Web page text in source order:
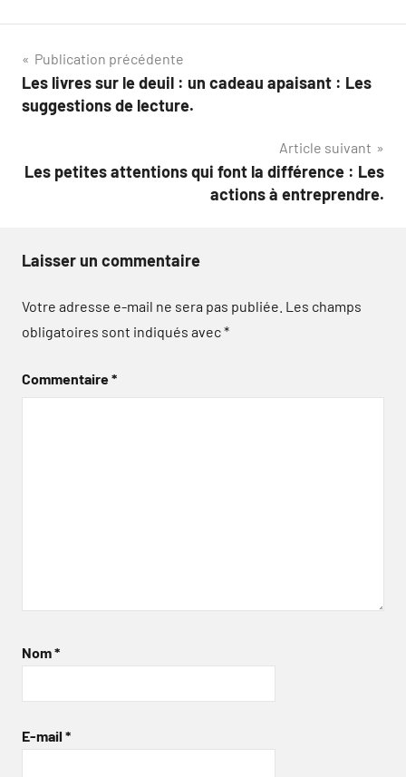
Navigation
de
Publication précédente
Les livres sur le deuil : un cadeau apaisant : Les
suggestions de lecture.
Article suivant
Les petites attentions qui font la différence : Les
actions à entreprendre.
Laisser un commentaire
Votre adresse e-mail ne sera pas publiée. Les champs
obligatoires sont indiqués avec*
Commentaire*
Nom*
E-mail *